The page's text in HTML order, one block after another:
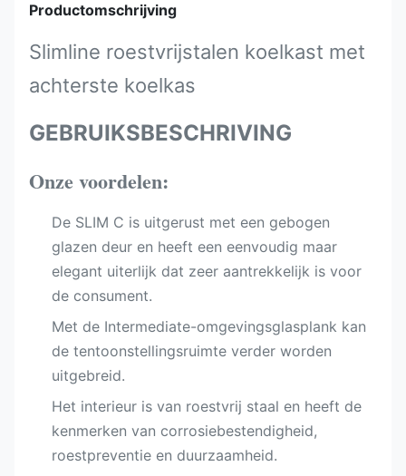
Productomschrijving
Slimline roestvrijstalen koelkast met
achterste koelkas
GEBRUIKSBESCHRIVING
Onze voordelen:
De SLIM C is uitgerust met een gebogen
glazen deur en heeft een eenvoudig maar
elegant uiterlijk dat zeer aantrekkelijk is voor
de consument.
Met de Intermediate-omgevingsglasplank kan
de tentoonstellingsruimte verder worden
uitgebreid.
Het interieur is van roestvrij staal en heeft de
kenmerken van corrosiebestendigheid,
roestpreventie en duurzaamheid.